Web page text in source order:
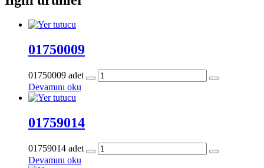
01750009
01750009 adet
Devamını oku
01759014
01759014 adet
Devamını oku